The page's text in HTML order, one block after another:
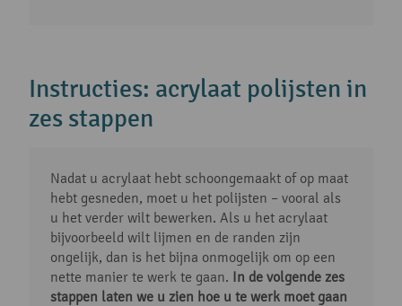
Instructies: acrylaat polijsten in
zes stappen
Nadat u acrylaat hebt schoongemaakt of op maat
hebt gesneden, moet u het polijsten – vooral als
u het verder wilt bewerken. Als u het acrylaat
bijvoorbeeld wilt lijmen en de randen zijn
ongelijk, dan is het bijna onmogelijk om op een
nette manier te werk te gaan. In de volgende zes
stappen laten we u zien hoe u te werk moet gaan